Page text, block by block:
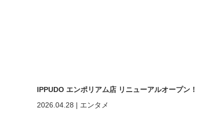
IPPUDO エンポリアム店 リニューアルオープン！
2026.04.28 | エンタメ